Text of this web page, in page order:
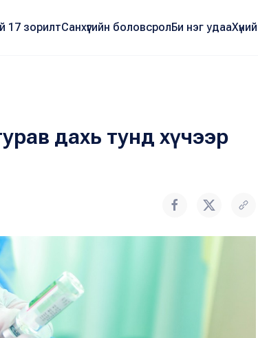
17 зорилтСанхүүгийн боловсролБи нэг удаа
дахь тунд хүчээр